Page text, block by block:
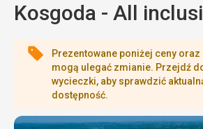
Kosgoda - All
Prezentowane poniżej ceny
mogą ulegać zmianie. Przejdź
wycieczki, aby sprawdzić
dostępność.